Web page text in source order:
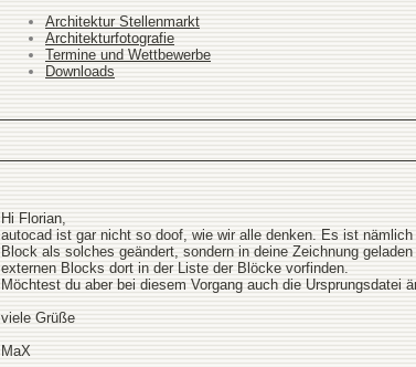
Architektur Stellenmarkt
Architekturfotografie
Termine und Wettbewerbe
Downloads
Hi Florian,
autocad ist gar nicht so doof, wie wir alle denken. Es ist
Block als solches geändert, sondern in deine Zeichnung
externen Blocks dort in der Liste der Blöcke vorfinden.
Möchtest du aber bei diesem Vorgang auch die
viele Grüße
MaX